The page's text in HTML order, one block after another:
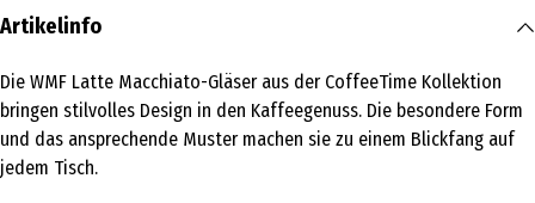
Artikelinfo
Die WMF Latte Macchiato-Gläser aus der CoffeeTime Kollektion
bringen stilvolles Design in den Kaffeegenuss. Die besondere Form
und das ansprechende Muster machen sie zu einem Blickfang auf
jedem Tisch.